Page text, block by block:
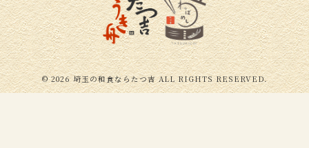
© 2026 埼玉の和食ならたつ吉 ALL RIGHTS RESERVED.